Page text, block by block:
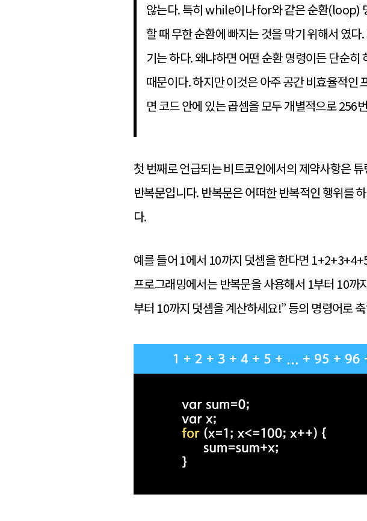
않는다. 특히 while이나 for와 같은 순환(loop)
할 때 무한 순환에 빠지는 것을 막기 위해서 였
기는 하다. 왜냐하면 어떤 순환 명령이든 단순
때문이다. 하지만 이것은 아주 공간 비효율적인
면 코드 안에 있는 곱셈을 모두 개별적으로 256
첫 번째로 언급되는 비트코인에서의 제약사항은
반복문입니다. 반복문은 어떠한 반복적인 행위를
다.
예를 들어 1에서 10까지 덧셈을 한다면
프로그래밍에서는 반복문을 사용해서 1부터 10까
부터 10까지 덧셈을 계산하세요!” 등의 명령어로